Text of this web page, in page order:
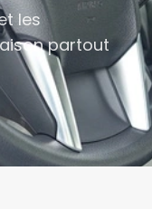
les
partout